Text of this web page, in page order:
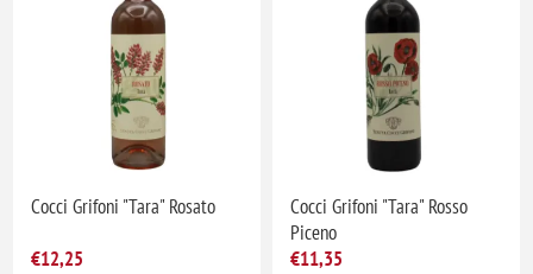
Cocci Grifoni "Tara" Rosato
€12,25
Cocci Grifoni "Tara" Rosso
Piceno
€11,35